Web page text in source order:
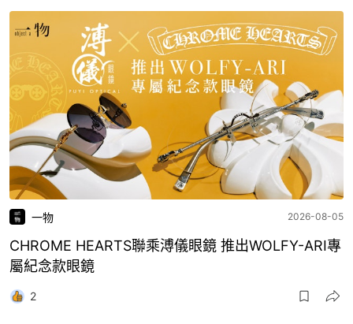
一物 2026-08-05
CHROME HEARTS聯乘溥儀眼鏡 推出WOLFY-ARI專
屬紀念款眼鏡
2